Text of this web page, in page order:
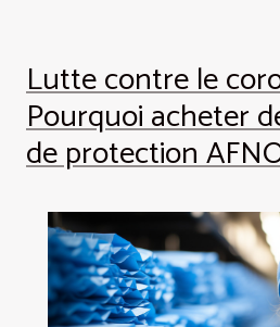
Lutte contre le
Pourquoi acheter
de protection